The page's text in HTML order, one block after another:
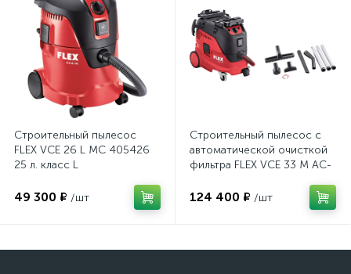
Строительный пылесос
FLEX VCE 26 L MC 405426
25 л. класс L
49 300 ₽ /шт
Строительный пылесос с
автоматической очисткой
фильтра FLEX VCE 33 M AC-
124 400 ₽ /шт